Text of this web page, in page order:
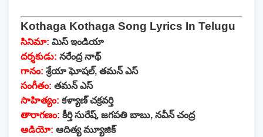
Kothaga Kothaga Song Lyrics In Telugu
సినిమా: మిస్ ఇండియా
దర్శకుడు: నరేంద్ర నాథ్
గానం: శ్రేయా ఘోషల్, తమన్ ఎస్
సంగీతం: తమన్ ఎస్
సాహిత్యం: కళ్యాణ్ చక్రవర్తి
తారాగణం: కీర్తి సురేష్, జగపతి బాబు, నవీన్ చంద్ర
ఆడియో: ఆదిత్య మ్యూజిక్